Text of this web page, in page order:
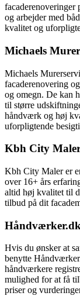
facaderenoveringer
og arbejder med
kvalitet og
Michaels
Michaels
facaderenovering
og omegn. De kan
til større
håndværk og høj
uforpligtende
Kbh City
Kbh City Maler er
over 16+ års
altid høj kvalitet til
tilbud på dit
Håndværker.dk
Hvis du ønsker at
benytte
håndværkere
mulighed for at få
priser og